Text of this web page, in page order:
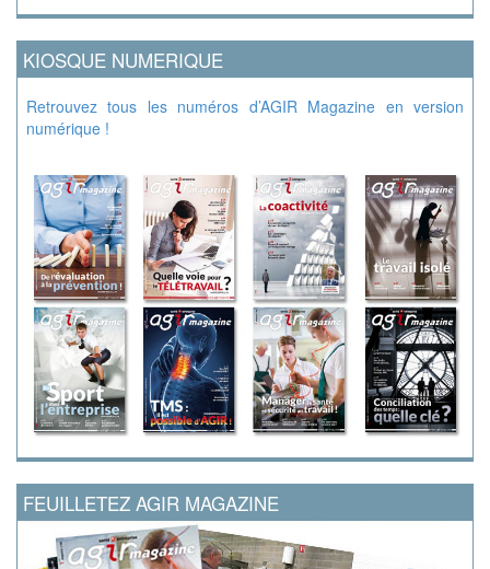
KIOSQUE NUMERIQUE
Retrouvez tous les numéros d’AGIR Magazine en version
numérique !
FEUILLETEZ AGIR MAGAZINE